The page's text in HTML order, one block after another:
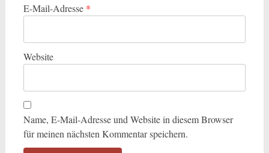
E-Mail-Adresse *
Website
Name, E-Mail-Adresse und Website in diesem Browser
für meinen nächsten Kommentar speichern.